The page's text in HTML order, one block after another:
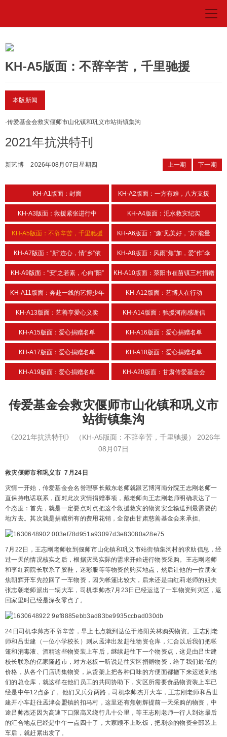
KH-A5版面：不辞辛苦，千里驰援
本版新闻
·传爱基金会救灾偃师市山化镇和巩义市站街镇集沟
2021年抗洪特刊
新艺博 2026年08月07日星期四 上一期 下一期
KH-A1版面：封面 KH-A2版面：一方有难，八方支援
KH-A3版面：救援紧张进行中 KH-A4版面：汜水救灾纪实
KH-A5版面：不辞辛苦，千里驰援 KH-A6版面：”豫“见美好，“郑”能量
KH-A7版面："新"连心，情“乡”依 KH-A8版面：风雨“焦”加，爱“作”伞
KH-A9版面："安"之若素，心向“阳” KH-A10版面：荥阳市崔苗镇三村捐赠
KH-A11版面：奔赴一线的艺博少年 KH-A12版面：艺博人在行动
KH-A13版面：艺善享爱心义卖 KH-A14版面：驰援河南感谢信
KH-A15版面：爱心捐赠名单 KH-A16版面：爱心捐赠名单
KH-A17版面：爱心捐赠名单 KH-A18版面：爱心捐赠名单
KH-A19版面：爱心捐赠名单 KH-A20版面：甘肃传爱基金会
传爱基金会救灾偃师市山化镇和巩义市
站街镇集沟
《2021年抗洪特刊》 （KH-A5版面：不辞辛苦，千里驰援）
2026年
08月07日
救灾偃师市和巩义市 7月24日
灾情一开始，传爱基金会名誉理事长戴东老师就跟艺博河南分院王志刚老师一
直保持电话联系，面对此次灾情捐赠事项，戴老师向王志刚老师明确表达了一
个态度：首先，就是一定要点对点把这个救援救灾的物资安全输送到最需要的
地方去。其次就是捐赠所有的费用花销，全部由甘肃慈善基金会来承担。
7月22日，王志刚老师收到偃师市山化镇和巩义市站街镇集沟村的求助信息，经
过一天的情况核实之后，根据灾民实际的需求开始进行物资采购。王志刚老师
和李红莉院长联系了胶鞋，迷彩服等等物资的购买地点，然后让他的一位朋友
焦朝辉开车先拉回了一车物资，因为帐篷比较大，后来还是由红莉老师的姐夫
张志朝老师派出一辆大车，司机李帅杰7月23日已经运送了一车物资到灾区，返
回家里时已经是深夜零点了。
24日司机李帅杰不辞辛苦，早上七点就到达位于洛阳关林购买物资。王志刚老
师和吕世建（一位小学校长）则从孟津出发赶往物资仓库，汇合以后我们把帐
篷和消毒液、酒精这些物资装上车后，继续赶往下一个物资点，这是由吕世建
校长联系的亿家隆超市，对方老板一听说是往灾区捐赠物资，给了我们最低的
价格，从各个门店调集物资，从货架上把各种口味的方便面都撤下来运送到他
们的总仓库，就这样在他们员工的共同协助下，灾区所需要食品物资装上车已
经是中午12点多了。他们又兵分两路，司机李帅杰开大车，王志刚老师和吕世
建开小车赶往孟津会盟镇的扣马村，这里还有焦朝辉提前一天采购的物资，中
途吕帅杰还因为高速下口限高又绕行几十公里，等王志刚老师一行人到达最后
的汇合地点已经是中午一点四十了，大家顾不上吃饭，把剩余的物资全部装上
车后，就赶紧出发了。